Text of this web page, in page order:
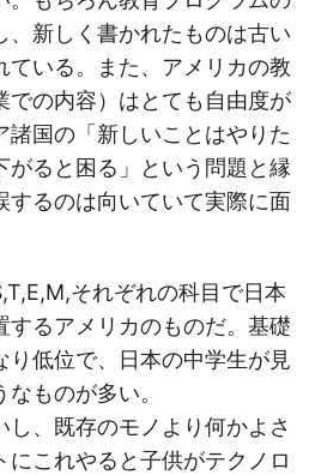
、新しく書かれたものは古い
ている。また、アメリカの教
での内容）はとても自由度が
諸国の「新しいことはやりた
がると困る」という問題と縁
するのは向いていて実際に面
それぞれの科目で日本
するアメリカのものだ。基礎
り低位で、日本の中学生が見
ものが多い。
し、既存のモノより何かよさ
にこれやると子供がテクノロ